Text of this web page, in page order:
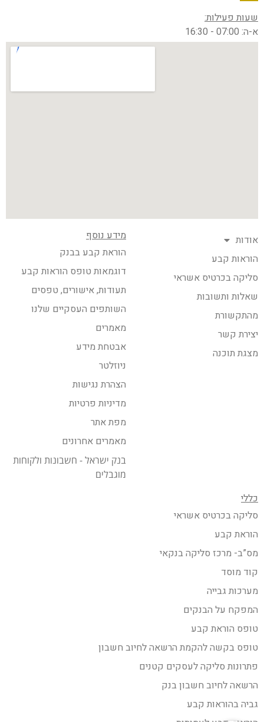
שעות פעילות:
א-ה: 07:00 - 16:30
אודות
הוראות קבע
סליקה בכרטיס אשראי
שאלות ותשובות
מהתקשורת
יצירת קשר
מצגת תוכנה
מידע נוסף
הוראת קבע בבנק
דוגמאות טופס הוראות קבע
תעודות, אישורים, טפסים
השותפים העסקיים שלנו
מאמרים
אבטחת מידע
ניוזלטר
הצהרת נגישות
מדיניות פרטיות
מפת אתר
מאמרים אחרונים
בנק ישראל - חשבונות ולקוחות
מוגבלים
כללי
סליקה בכרטיס אשראי
הוראת קבע
מס”ב- מרכז סליקה בנקאי
קוד מוסד
מערכות גבייה
המפקח על הבנקים
טופס הוראת קבע
טופס בקשה להקמת הרשאה לחיוב חשבון
פתרונות סליקה לעסקים קטנים
הרשאה לחיוב חשבון בנק
גביה בהוראות קבע